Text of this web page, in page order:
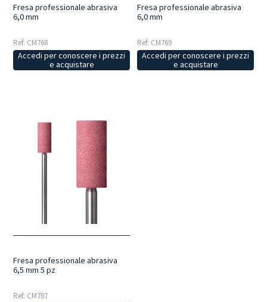
Fresa professionale abrasiva
6,0 mm
Ref: CM768
Accedi per conoscere i prezzi
e acquistare
Fresa professionale abrasiva
6,0 mm
Ref: CM769
Accedi per conoscere i prezzi
e acquistare
Fresa professionale abrasiva
6,5 mm 5 pz
Ref: CM787